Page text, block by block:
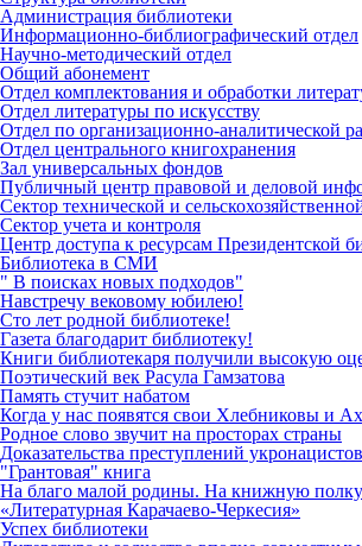
Администрация библиотеки
Информационно-библиографический отдел
Научно-методический отдел
Общий абонемент
Отдел комплектования и обработки
Отдел литературы по искусству
Отдел по организационно-аналитической
Отдел центрального книгохранения
Зал универсальных фондов
Публичный центр правовой и деловой
Сектор технической и
Сектор учета и контроля
Центр доступа к ресурсам Президентской
Библиотека в СМИ
" В поисках новых подходов"
Навстречу вековому юбилею!
Сто лет родной библиотеке!
Газета благодарит библиотеку!
Книги библиотекаря получили высокую
Поэтический век Расула Гамзатова
Память стучит набатом
Когда у нас появятся свои Хлебниковы и
Родное слово звучит на просторах страны
Доказательства преступлений укронацистов
"Грантовая" книга
На благо малой родины. На книжную полку
«Литературная Карачаево-Черкесия»
Успех библиотеки